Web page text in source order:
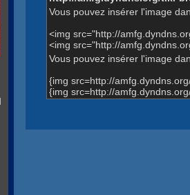
Vous pouvez insérer l'image
<img src="http://
<img src="http://
Vous pouvez insérer l'image
{img src=http://
{img src=http://